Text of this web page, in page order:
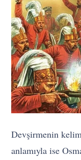
Devşirmenin
anlamıyla ise